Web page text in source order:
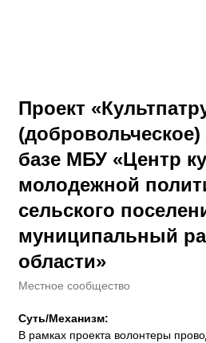
Проект
базе МБУ «Центр
молодежной
сельского
муниципальный
области»
Местное сообщество
Суть/Механизм:
В рамках проекта волонтеры